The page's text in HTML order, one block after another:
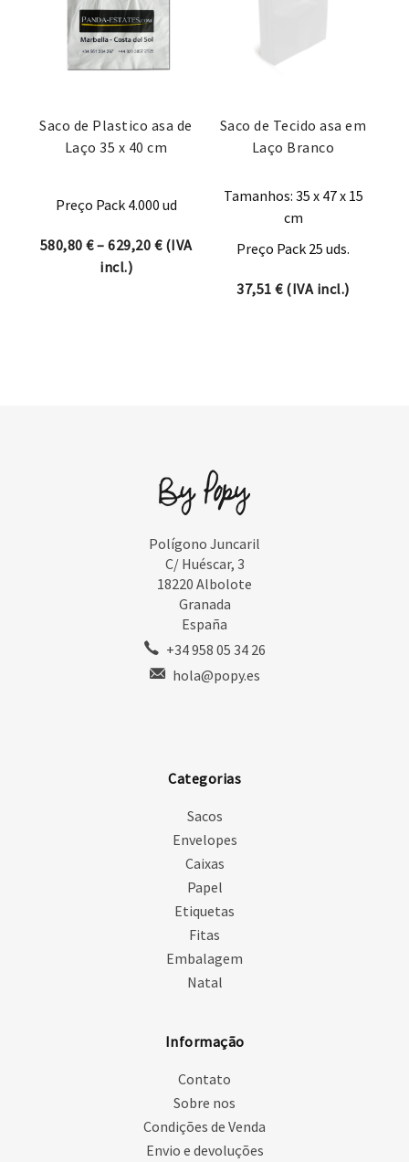
Saco de Plastico asa de
Laço 35 x 40 cm
Preço Pack 4.000 ud
580,80 €– 629,20 €Price range: 580,80 € through 629,20
(IVA
incl.)
Saco de Tecido asa em
Laço Branco
Tamanhos: 35 x 47 x 15
cm
Preço Pack 25 uds.
37,51€(IVA incl.)
Polígono Juncaril
C/ Huéscar, 3
18220 Albolote
Granada
España
+34 958 05 34 26
hola@popy.es
Categorias
Sacos
Envelopes
Caixas
Papel
Etiquetas
Fitas
Embalagem
Natal
Informação
Contato
Sobre nos
Condições de Venda
Envio e devoluções